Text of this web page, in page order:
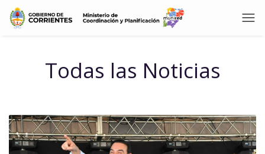
Todas las Noticias